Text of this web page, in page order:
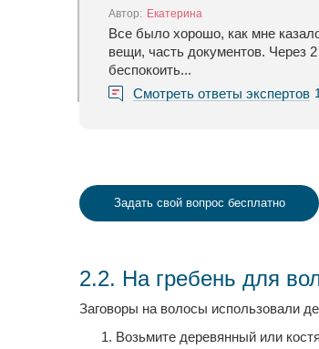
Автор: Екатерина
Все было хорошо, как мне
вещи, часть документов. Через
беспокоить...
Смотреть ответы экспертов
Задать свой вопрос бесплатно
2.2. На гребень для
Заговоры на волосы использовали
Возьмите деревянный или